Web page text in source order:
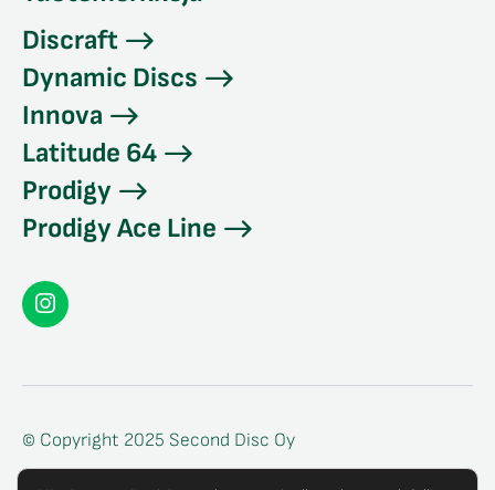
Discraft
Dynamic Discs
Innova
Latitude 64
Prodigy
Prodigy Ace Line
Seconddisc
© Copyright 2025 Second Disc Oy